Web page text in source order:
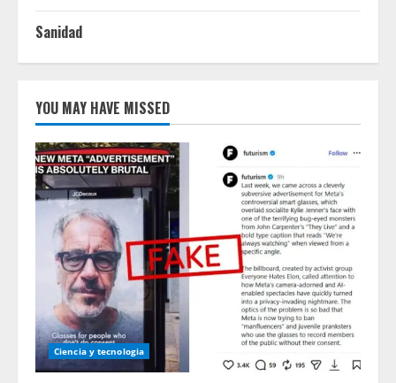
Sanidad
YOU MAY HAVE MISSED
Ciencia y tecnologia